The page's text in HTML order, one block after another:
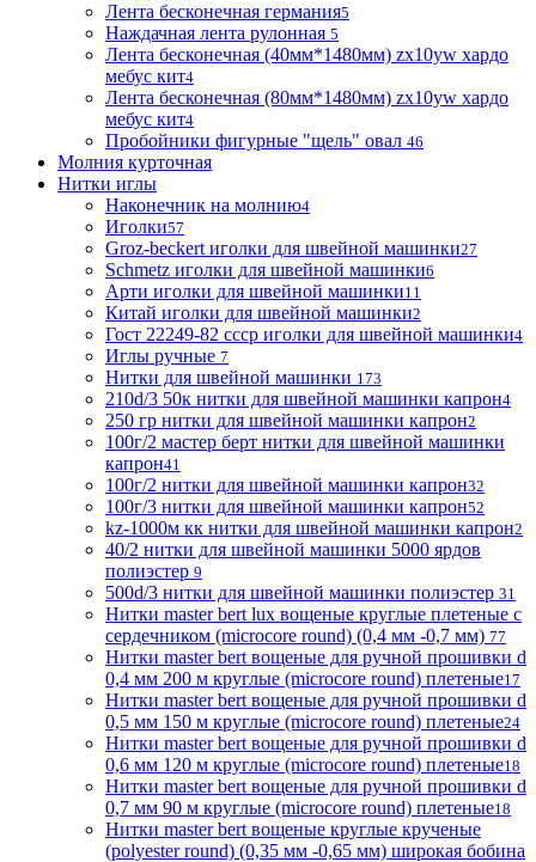
Лента бесконечная германия5
Наждачная лента рулонная 5
Лента бесконечная (40мм*1480мм) zx10yw хардо
мебус кит4
Лента бесконечная (80мм*1480мм) zx10yw хардо
мебус кит4
Пробойники фигурные "щель" овал 46
Молния курточная
Нитки иглы
Наконечник на молнию4
Иголки57
Groz-beckert иголки для швейной машинки27
Schmetz иголки для швейной машинки6
Арти иголки для швейной машинки11
Китай иголки для швейной машинки2
Гост 22249-82 ссср иголки для швейной машинки4
Иглы ручные 7
Нитки для швейной машинки 173
210d/3 50к нитки для швейной машинки капрон4
250 гр нитки для швейной машинки капрон2
100г/2 мастер берт нитки для швейной машинки
капрон41
100г/2 нитки для швейной машинки капрон32
100г/3 нитки для швейной машинки капрон52
kz-1000м кк нитки для швейной машинки капрон2
40/2 нитки для швейной машинки 5000 ярдов
полиэстер 9
500d/3 нитки для швейной машинки полиэстер 31
Нитки master bert lux вощеные круглые плетеные с
сердечником (microcore round) (0,4 мм -0,7 мм) 77
Нитки master bert вощеные для ручной прошивки d
0,4 мм 200 м круглые (microcore round) плетеные17
Нитки master bert вощеные для ручной прошивки d
0,5 мм 150 м круглые (microcore round) плетеные24
Нитки master bert вощеные для ручной прошивки d
0,6 мм 120 м круглые (microcore round) плетеные18
Нитки master bert вощеные для ручной прошивки d
0,7 мм 90 м круглые (microcore round) плетеные18
Нитки master bert вощеные круглые крученые
(polyester round) (0,35 мм -0,65 мм) широкая бобина